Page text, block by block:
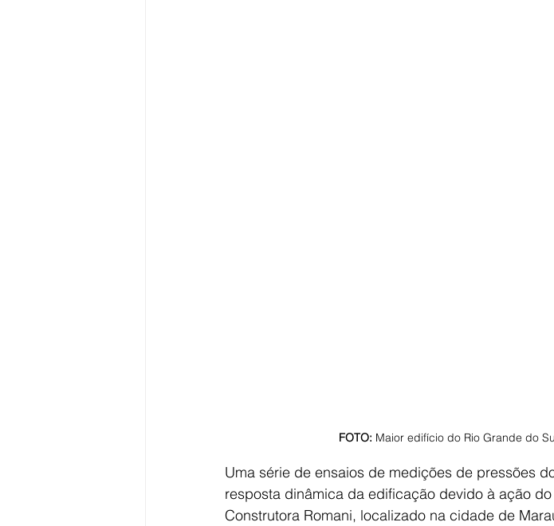
FOTO: Maior edifício do Rio Grande do
Uma série de ensaios de medições de pressões
resposta dinâmica da edificação devido à ação
Construtora Romani, localizado na cidade de